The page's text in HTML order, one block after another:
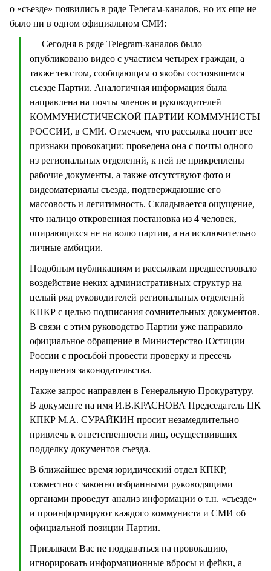
о «съезде» появились в ряде Телегам-каналов, но их еще не
было ни в одном официальном СМИ:
— Сегодня в ряде Telegram-каналов было
опубликовано видео с участием четырех граждан, а
также текстом, сообщающим о якобы состоявшемся
съезде Партии. Аналогичная информация была
направлена на почты членов и руководителей
КОММУНИСТИЧЕСКОЙ ПАРТИИ КОММУНИСТЫ
РОССИИ, в СМИ. Отмечаем, что рассылка носит все
признаки провокации: проведена она с почты одного
из региональных отделений, к ней не прикреплены
рабочие документы, а также отсутствуют фото и
видеоматериалы съезда, подтверждающие его
массовость и легитимность. Складывается ощущение,
что налицо откровенная постановка из 4 человек,
опирающихся не на волю партии, а на исключительно
личные амбиции.
Подобным публикациям и рассылкам предшествовало
воздействие неких административных структур на
целый ряд руководителей региональных отделений
КПКР с целью подписания сомнительных документов.
В связи с этим руководство Партии уже направило
официальное обращение в Министерство Юстиции
России с просьбой провести проверку и пресечь
нарушения законодательства.
Также запрос направлен в Генеральную Прокуратуру.
В документе на имя И.В.КРАСНОВА Председатель ЦК
КПКР М.А. СУРАЙКИН просит незамедлительно
привлечь к ответственности лиц, осуществивших
подделку документов съезда.
В ближайшее время юридический отдел КПКР,
совместно с законно избранными руководящими
органами проведут анализ информации о т.н. «съезде»
и проинформируют каждого коммуниста и СМИ об
официальной позиции Партии.
Призываем Вас не поддаваться на провокацию,
игнорировать информационные вбросы и фейки, а